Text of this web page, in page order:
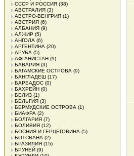
СССР И РОССИЯ (38)
АВСТРАЛИЯ (3)
АВСТРО-ВЕНГРИЯ (1)
АВСТРИЯ (6)
АЛБАНИЯ (9)
АЛЖИР (5)
АНГОЛА (6)
АРГЕНТИНА (20)
АРУБА (5)
АФГАНИСТАН (9)
БАВАРИЯ (3)
БАГАМСКИЕ ОСТРОВА (9)
БАНГЛАДЕШ (17)
БАРБАДОС (0)
БАХРЕЙН (0)
БЕЛИЗ (1)
БЕЛЬГИЯ (3)
БЕРМУДСКИЕ ОСТРОВА (1)
БИАФРА (2)
БОЛГАРИЯ (7)
БОЛИВИЯ (12)
БОСНИЯ И ГЕРЦЕГОВИНА (5)
БОТСВАНА (2)
БРАЗИЛИЯ (15)
БРУНЕЙ (9)